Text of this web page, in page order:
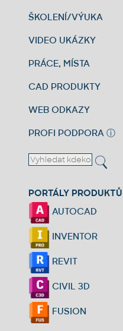
ŠKOLENÍ/VÝUKA
VIDEO UKÁZKY
PRÁCE, MÍSTA
CAD PRODUKTY
WEB ODKAZY
PROFI PODPORA ⓘ
PORTÁLY PRODUKTŮ
AUTOCAD
INVENTOR
REVIT
CIVIL 3D
FUSION